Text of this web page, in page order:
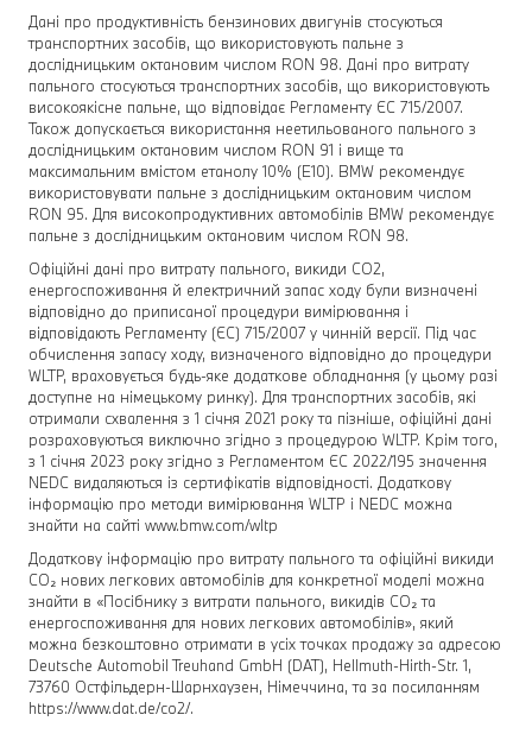
Дані про продуктивність бензинових двигунів стосуються
транспортних засобів, що використовують пальне з
дослідницьким октановим числом RON 98. Дані про витрату
пального стосуються транспортних засобів, що використовують
високоякісне пальне, що відповідає Регламенту ЄС 715/2007.
Також допускається використання неетильованого пального з
дослідницьким октановим числом RON 91 і вище та
максимальним вмістом етанолу 10% (E10). BMW рекомендує
використовувати пальне з дослідницьким октановим числом
RON 95. Для високопродуктивних автомобілів BMW рекомендує
пальне з дослідницьким октановим числом RON 98.
Офіційні дані про витрату пального, викиди СО2,
енергоспоживання й електричний запас ходу були визначені
відповідно до приписаної процедури вимірювання і
відповідають Регламенту (ЄС) 715/2007 у чинній версії. Під час
обчислення запасу ходу, визначеного відповідно до процедури
WLTP, враховується будь-яке додаткове обладнання (у цьому разі
доступне на німецькому ринку). Для транспортних засобів, які
отримали схвалення з 1 січня 2021 року та пізніше, офіційні дані
розраховуються виключно згідно з процедурою WLTP. Крім того,
з 1 січня 2023 року згідно з Регламентом ЄС 2022/195 значення
NEDC видаляються із сертифікатів відповідності. Додаткову
інформацію про методи вимірювання WLTP і NEDC можна
знайти на сайті www.bmw.com/wltp
Додаткову інформацію про витрату пального та офіційні викиди
СО₂ нових легкових автомобілів для конкретної моделі можна
знайти в «Посібнику з витрати пального, викидів СО₂ та
енергоспоживання для нових легкових автомобілів», який
можна безкоштовно отримати в усіх точках продажу за адресою
Deutsche Automobil Treuhand GmbH (DAT), Hellmuth-Hirth-Str. 1,
73760 Остфільдерн-Шарнхаузен, Німеччина, та за посиланням
https://www.dat.de/co2/.